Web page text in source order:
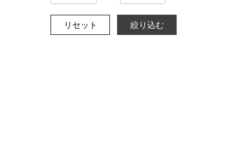
リセット 絞り込む